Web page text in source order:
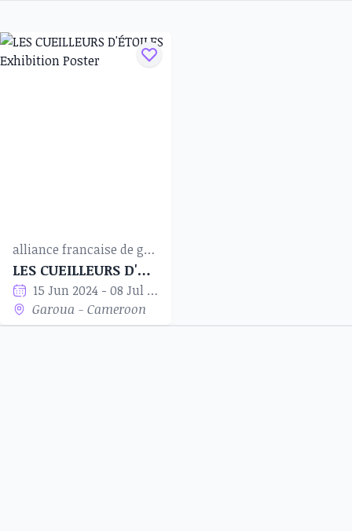
alliance francaise de garoua
LES CUEILLEURS D'ÉTOILES
15 Jun 2024 - 08 Jul 2024
Garoua - Cameroon